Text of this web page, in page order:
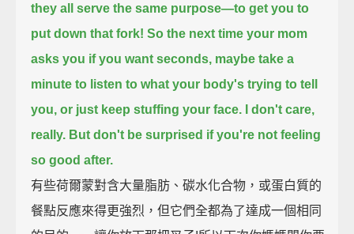
they all serve the same purpose—to get you to
put down that fork! So the next time your mom
asks you if you want seconds, maybe take a
minute to listen to what your body's trying to tell
you, or just keep stuffing your face. I don't care,
really. But don't be surprised if you're not feeling
so good after.
有些荷爾蒙對含大量脂肪、碳水化合物，或蛋白質的
餐點反應來得更強烈，但它們全都為了達成一個相同